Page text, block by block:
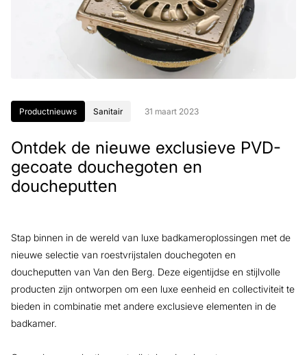
Productnieuws Sanitair 31 maart 2023
Ontdek de nieuwe exclusieve PVD-
gecoate douchegoten en
doucheputten
Stap binnen in de wereld van luxe badkameroplossingen met de
nieuwe selectie van roestvrijstalen douchegoten en
doucheputten van Van den Berg. Deze eigentijdse en stijlvolle
producten zijn ontworpen om een luxe eenheid en collectiviteit te
bieden in combinatie met andere exclusieve elementen in de
badkamer.